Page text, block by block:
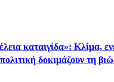
καταιγίδα»: Κλίμα,
δοκιμάζουν τη